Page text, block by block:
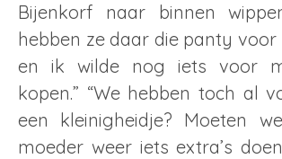
Bijenkorf naar binnen
hebben ze daar die panty
en ik wilde nog iets voor
kopen.” “We hebben toch al
een kleinigheidje? Moeten
moeder weer iets extra’s